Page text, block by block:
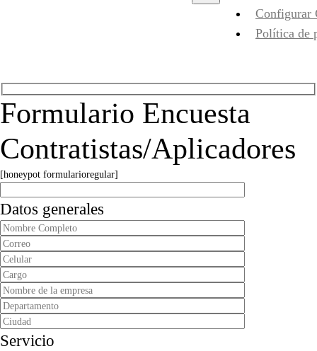
Configurar
Política de
Formulario Encuesta
Contratistas/Aplicadores
[honeypot formularioregular]
Datos generales
Servicio